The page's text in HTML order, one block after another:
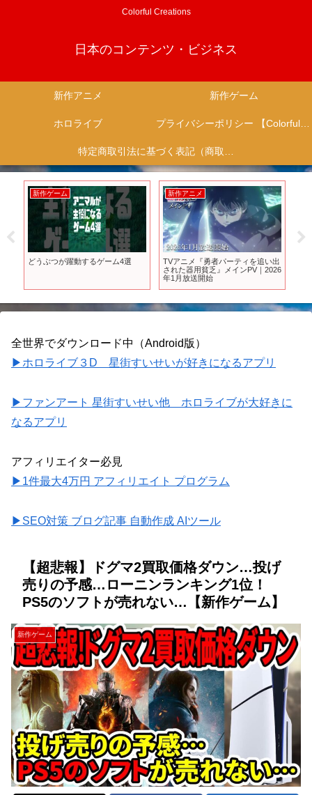
Colorful Creations
日本のコンテンツ・ビジネス
新作アニメ 新作ゲーム
ホロライブ プライバシーポリシー 【Colorful Creation】
特定商取引法に基づく表記（商取引に関する開示）
新作ゲーム
どうぶつが躍動するゲーム4選
新作アニメ
TVアニメ『勇者パーティを追い出
された器用貧乏』メインPV｜2026
年1月放送開始
全世界でダウンロード中（Android版）
▶ホロライブ３D 星街すいせいが好きになるアプリ
▶ファンアート 星街すいせい他 ホロライブが大好きに
なるアプリ
アフィリエイター必見
▶1件最大4万円 アフィリエイト プログラム
▶SEO対策 ブログ記事 自動作成 AIツール
【超悲報】ドグマ2買取価格ダウン…投げ
売りの予感…ローニンランキング1位！
PS5のソフトが売れない…【新作ゲーム】
新作ゲーム